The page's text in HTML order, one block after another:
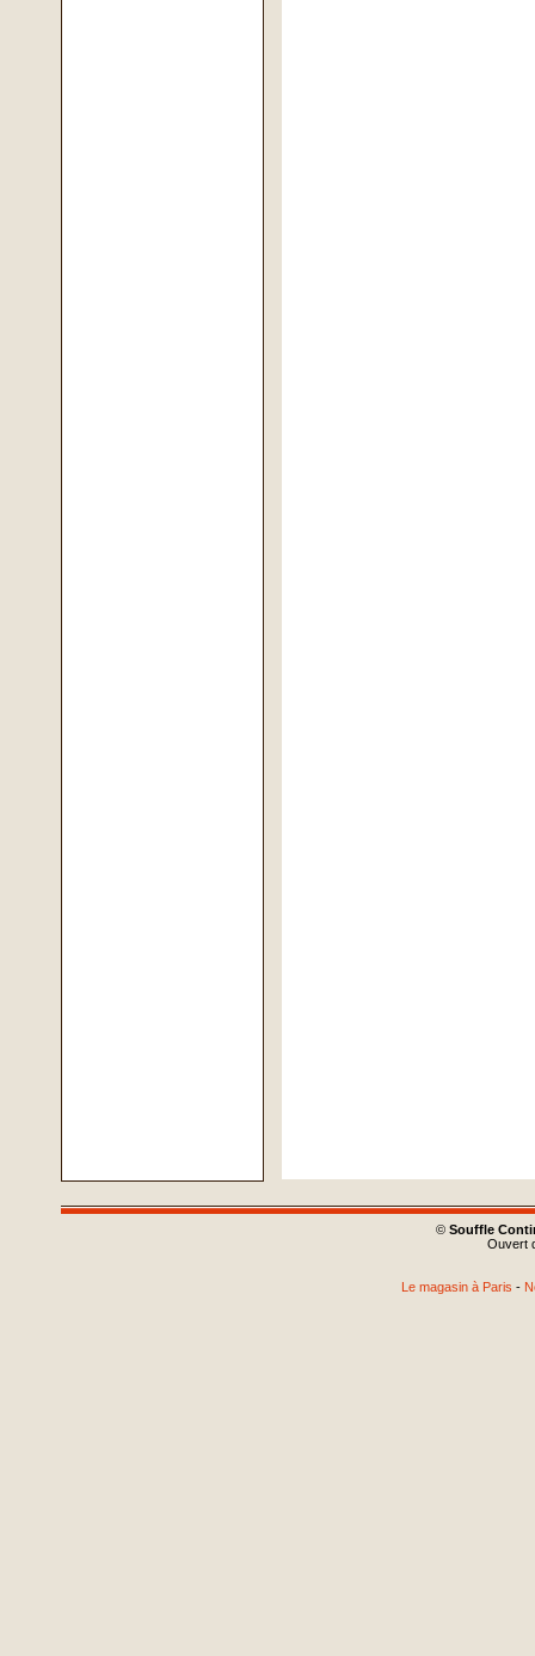
© Souffle
Ouvert
Le magasin à Paris -